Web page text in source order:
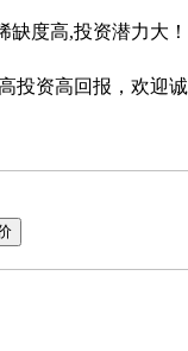
度高,投资潜力大！
投资高回报，欢迎诚